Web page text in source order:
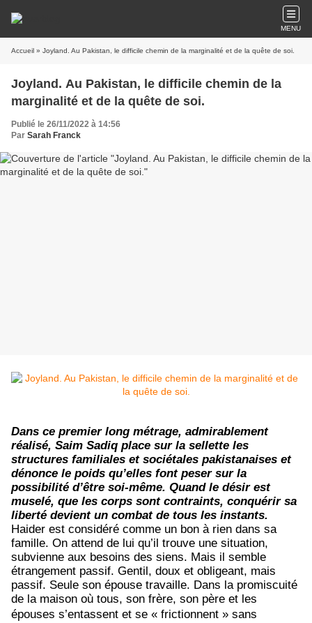
MENU
Accueil » Joyland. Au Pakistan, le difficile chemin de la marginalité et de la quête de soi.
Joyland. Au Pakistan, le difficile chemin de la
marginalité et de la quête de soi.
Publié le 26/11/2022 à 14:56
Par Sarah Franck
Dans ce premier long métrage, admirablement
réalisé, Saim Sadiq place sur la sellette les
structures familiales et sociétales pakistanaises et
dénonce le poids qu’elles font peser sur la
possibilité d’être soi-même. Quand le désir est
muselé, que les corps sont contraints, conquérir sa
liberté devient un combat de tous les instants.
Haider est considéré comme un bon à rien dans sa
famille. On attend de lui qu’il trouve une situation,
subvienne aux besoins des siens. Mais il semble
étrangement passif. Gentil, doux et obligeant, mais
passif. Seule son épouse travaille. Dans la promiscuité
de la maison où tous, son frère, son père et les
épouses s’entassent et se « frictionnent » sans